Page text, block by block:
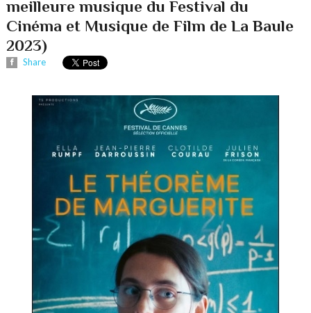
meilleure musique du Festival du
Cinéma et Musique de Film de La Baule
2023)
Share